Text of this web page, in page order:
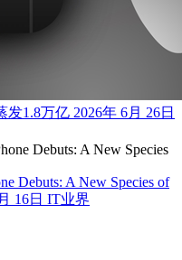
发1.8万亿 2026年 6月 26日
Debuts: A New Species of
16日 IT业界